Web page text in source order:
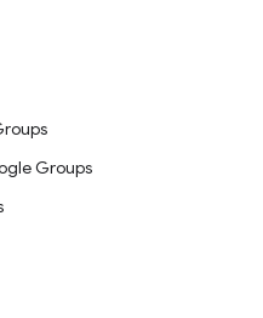
Groups